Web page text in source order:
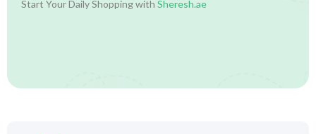
Start Your Daily Shopping with Sheresh.ae